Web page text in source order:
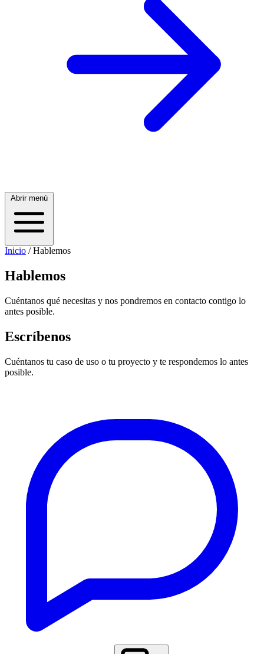
Abrir menú
Inicio / Hablemos
Hablemos
Cuéntanos qué necesitas y nos pondremos en contacto contigo lo
antes posible.
Escríbenos
Cuéntanos tu caso de uso o tu proyecto y te respondemos lo antes
posible.